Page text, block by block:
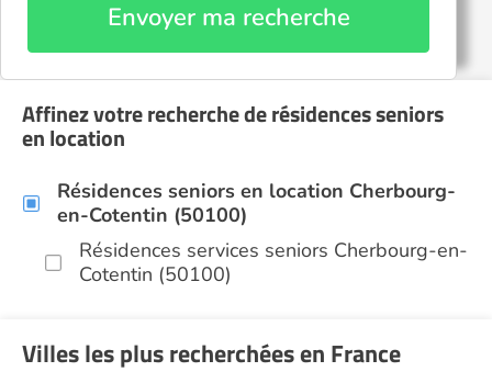
Envoyer ma recherche
Affinez votre recherche de résidences seniors
en location
Résidences seniors en location Cherbourg-
en-Cotentin (50100)
Résidences services seniors Cherbourg-en-
Cotentin (50100)
Villes les plus recherchées en France